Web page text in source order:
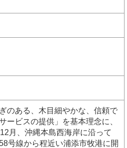
のある、木目細やかな、信頼で
ービスの提供」を基本理念に、
月、沖縄本島西海岸に沿って
号線から程近い浦添市牧港に開